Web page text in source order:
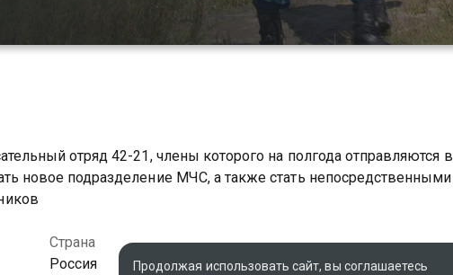
отряд 42-21, члены которого на полгода отправляются в
новое подразделение МЧС, а также стать непосредственными
Страна
Россия
Продолжая использовать сайт, вы соглашаетесь